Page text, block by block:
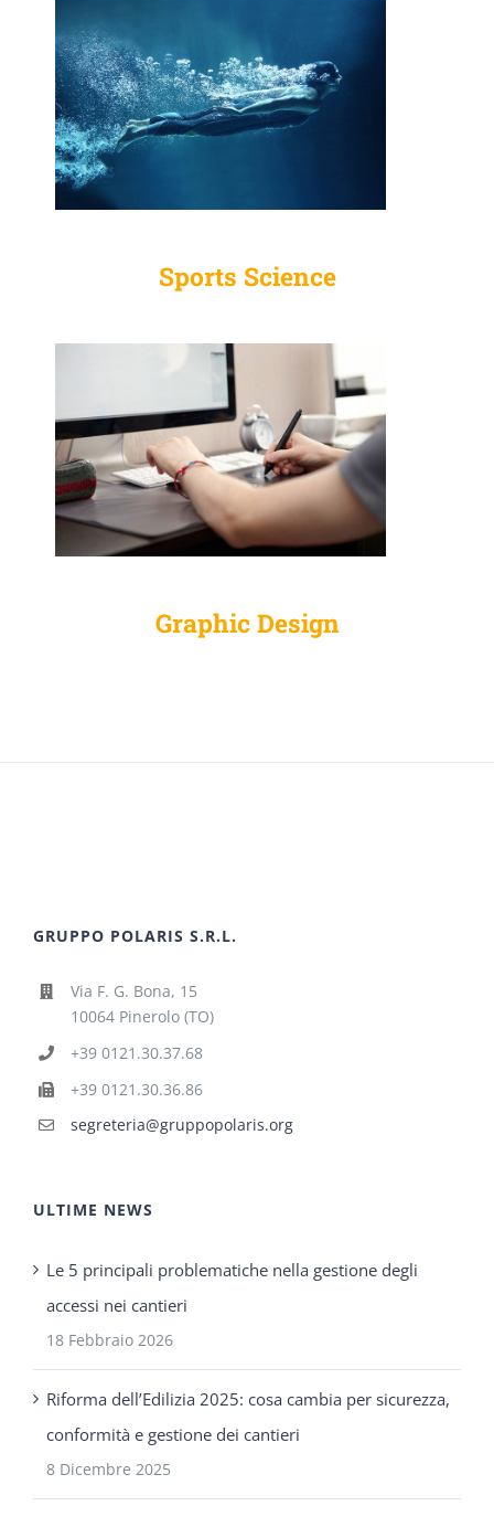
Sports Science
Graphic Design
GRUPPO POLARIS S.R.L.
Via F. G. Bona, 15
10064 Pinerolo (TO)
+39 0121.30.37.68
+39 0121.30.36.86
segreteria@gruppopolaris.org
ULTIME NEWS
Le 5 principali problematiche nella gestione degli
accessi nei cantieri
18 Febbraio 2026
Riforma dell’Edilizia 2025: cosa cambia per sicurezza,
conformità e gestione dei cantieri
8 Dicembre 2025